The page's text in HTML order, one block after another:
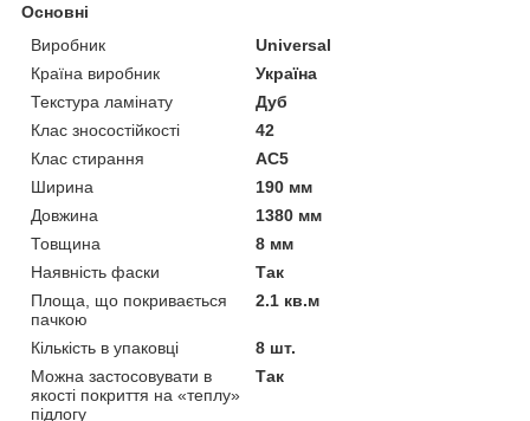
Основні
Виробник
Universal
Країна виробник
Україна
Текстура ламінату
Дуб
Клас зносостійкості
42
Клас стирання
АС5
Ширина
190 мм
Довжина
1380 мм
Товщина
8 мм
Наявність фаски
Так
Площа, що покривається
пачкою
2.1 кв.м
Кількість в упаковці
8 шт.
Можна застосовувати в
якості покриття на «теплу»
підлогу
Так